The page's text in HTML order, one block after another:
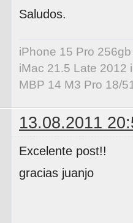
Saludos.
iPhone 15 Pro 256gb
iMac 21.5 Late 2012
MBP 14 M3 Pro 18/
13.08.2011
Excelente post!!
gracias juanjo